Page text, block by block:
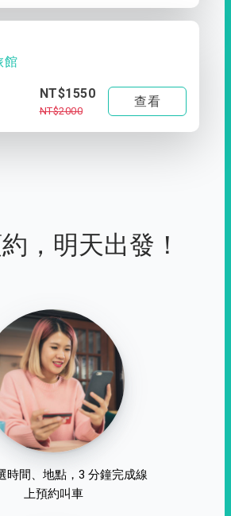
館
NT$1550
NT$2000
查看
，明天出發！
時間、地點，3 分鐘完成線
上預約叫車